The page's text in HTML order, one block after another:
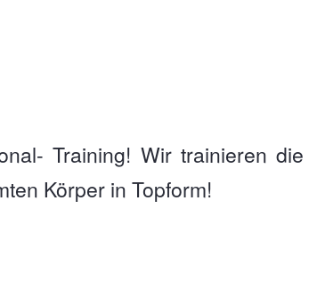
Training! Wir trainieren die
Körper in Topform!